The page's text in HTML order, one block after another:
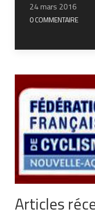
24 mars 2016
0 COMMENTAIRE
Articles